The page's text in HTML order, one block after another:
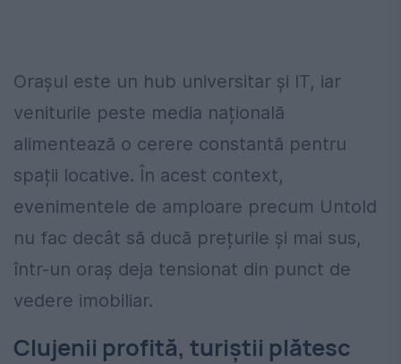
Orașul este un hub universitar și IT, iar
veniturile peste media națională
alimentează o cerere constantă pentru
spații locative. În acest context,
evenimentele de amploare precum Untold
nu fac decât să ducă prețurile și mai sus,
într-un oraș deja tensionat din punct de
vedere imobiliar.
Clujenii profită, turiștii plătesc